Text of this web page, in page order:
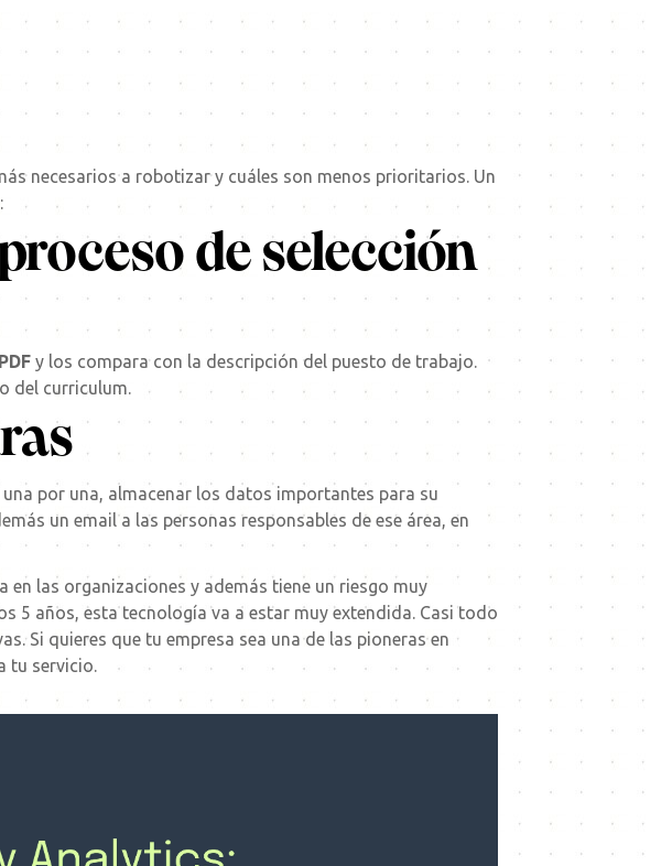
necesarios a robotizar y cuáles son menos prioritarios. Un
de selección
y los compara con la descripción del puesto de trabajo.
del curriculum.
por una, almacenar los datos importantes para su
un email a las personas responsables de ese área, en
en las organizaciones y además tiene un riesgo muy
5 años, esta tecnología va a estar muy extendida. Casi todo
Si quieres que tu empresa sea una de las pioneras en
tu servicio.